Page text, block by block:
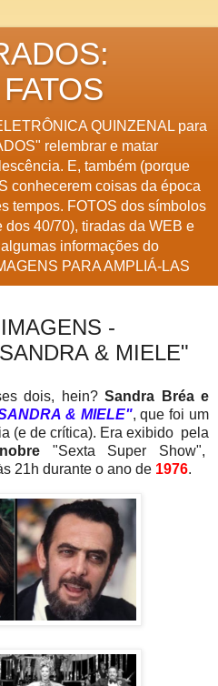
QUINZENAL para
relembrar e matar
E, também (porque
conhecerem coisas da época
tempos. FOTOS dos símbolos
40/70), tiradas da WEB e
informações do
PARA AMPLIÁ-LAS
-
& MIELE"
dois, hein?Sandra Bréa e
& MIELE", que foi um
(e de crítica). Era exibido pela
"Sexta Super Show",
21h durante o ano de 1976.